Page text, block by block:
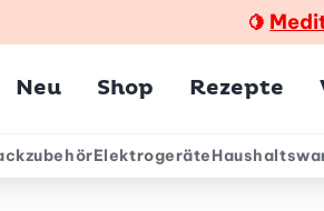
🍋
Neu Shop Rezepte
Elektrogeräte